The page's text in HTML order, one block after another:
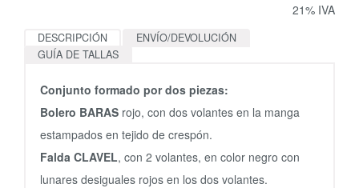
21% IVA
DESCRIPCIÓN
ENVÍO/DEVOLUCIÓN
GUÍA DE TALLAS
Conjunto formado por dos piezas:
Bolero BARAS rojo, con dos volantes en la manga
estampados en tejido de crespón.
Falda CLAVEL, con 2 volantes, en color negro con
lunares desiguales rojos en los dos volantes.